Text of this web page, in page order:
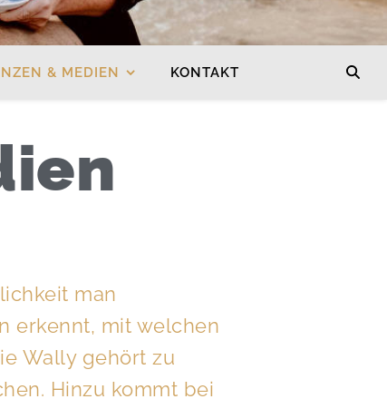
& MEDIEN KONTAKT
man
erkennt, mit welchen
Wally gehört zu
Hinzu kommt bei